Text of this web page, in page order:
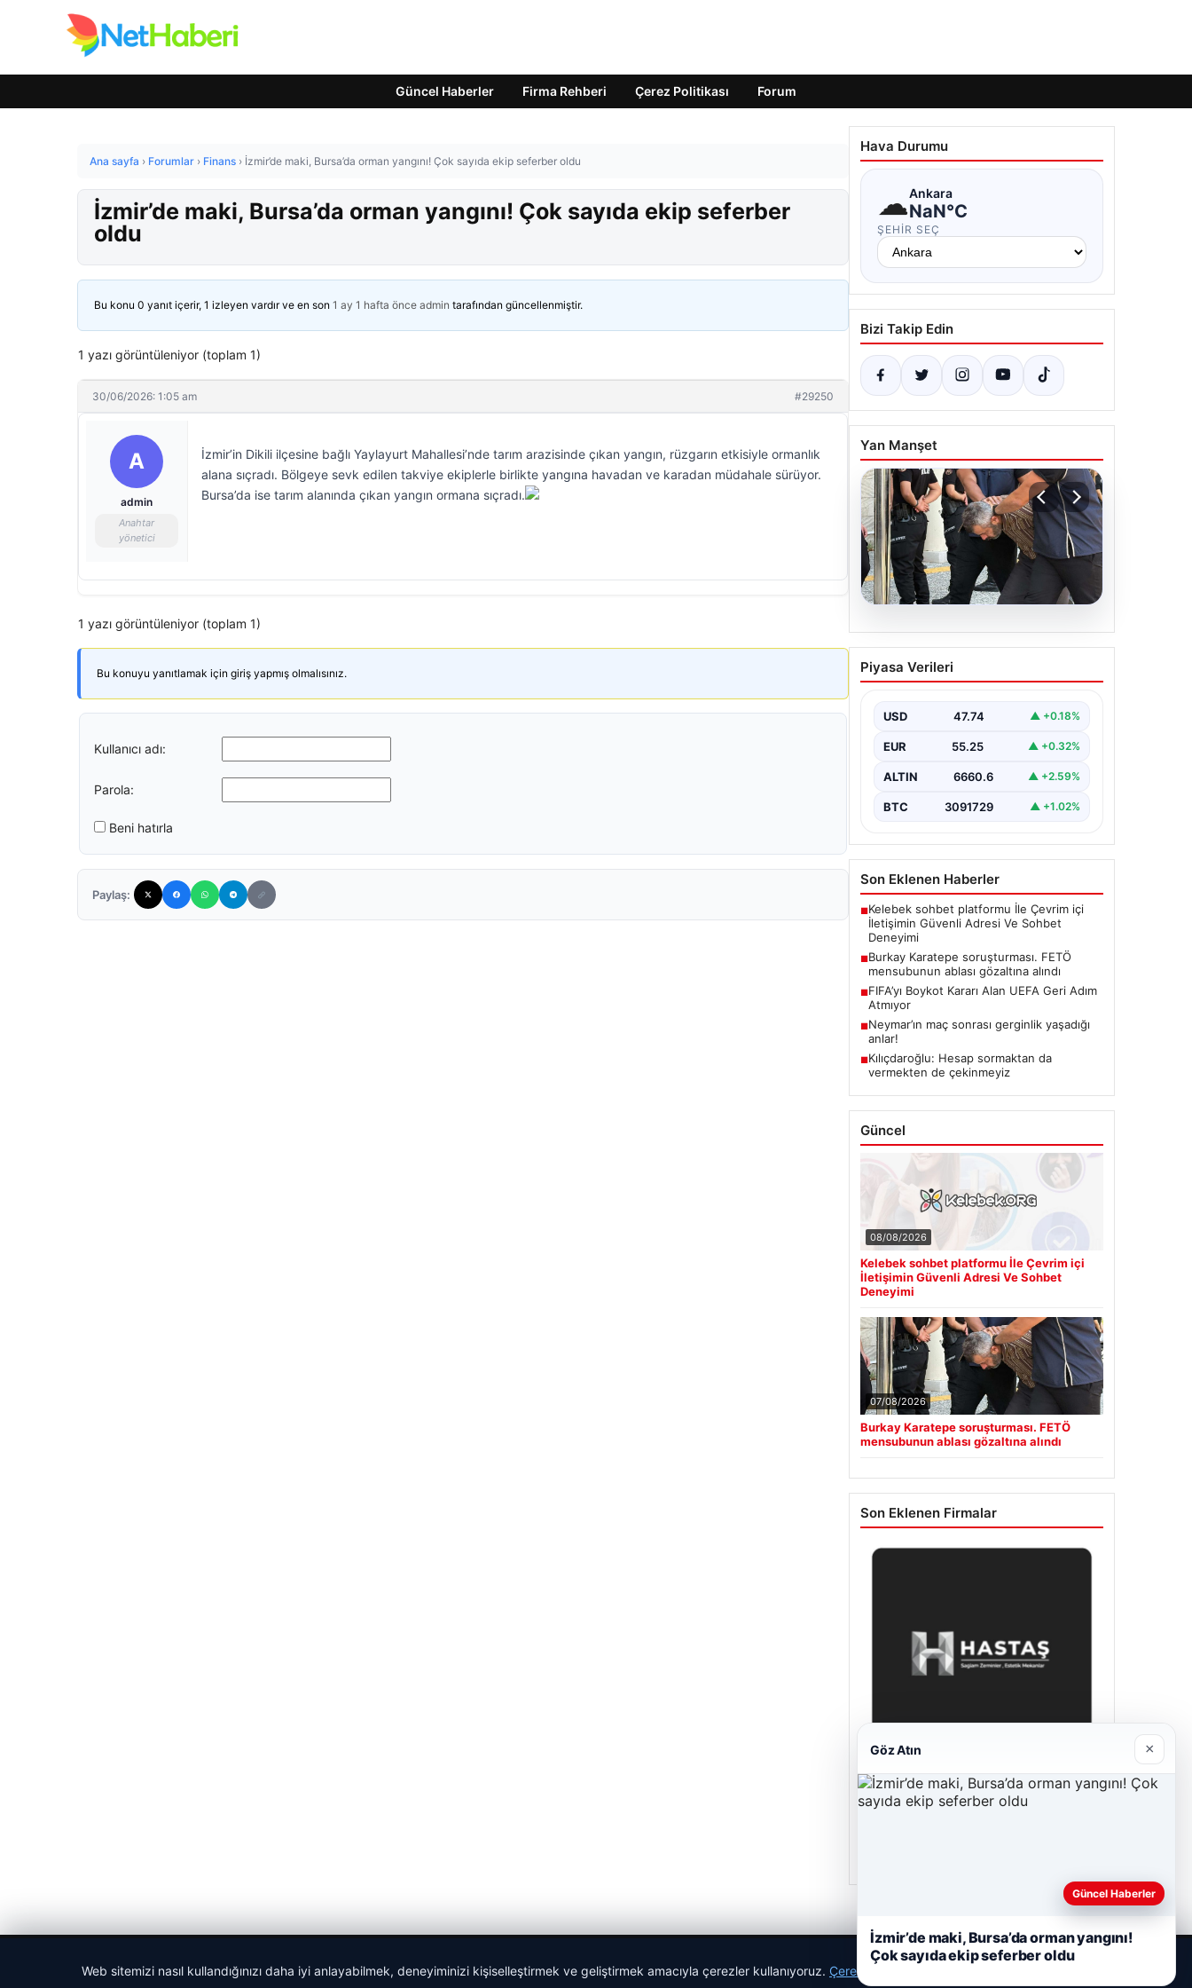
Güncel Haberler Firma Rehberi Çerez Politikası Forum
Ana sayfa › Forumlar › Finans › İzmir’de maki, Bursa’da orman yangını! Çok sayıda ekip seferber oldu
İzmir’de maki, Bursa’da orman yangını! Çok sayıda ekip seferber
oldu
Bu konu 0 yanıt içerir, 1 izleyen vardır ve en son 1 ay 1 hafta önce admin tarafından güncellenmiştir.
1 yazı görüntüleniyor (toplam 1)
30/06/2026: 1:05 am #29250
A
admin
Anahtar
yönetici
İzmir’in Dikili ilçesine bağlı Yaylayurt Mahallesi’nde tarım arazisinde çıkan yangın, rüzgarın etkisiyle ormanlık
alana sıçradı. Bölgeye sevk edilen takviye ekiplerle birlikte yangına havadan ve karadan müdahale sürüyor.
Bursa’da ise tarım alanında çıkan yangın ormana sıçradı.
1 yazı görüntüleniyor (toplam 1)
Bu konuyu yanıtlamak için giriş yapmış olmalısınız.
Kullanıcı adı:
Parola:
Beni hatırla
Paylaş:
Hava Durumu
☁Ankara
NaN°C
ŞEHIR SEÇ
Bizi Takip Edin
Yan Manşet
Burkay Karatepe
soruşturması. FETÖ
gözaltına alındı
Piyasa Verileri
USD 47.74 ▲ +0.18%
EUR 55.25 ▲ +0.32%
ALTIN 6660.6 ▲ +2.59%
BTC 3091729 ▲ +1.02%
Son Eklenen Haberler
■Kelebek sohbet platformu İle Çevrim içi
İletişimin Güvenli Adresi Ve Sohbet
Deneyimi
■Burkay Karatepe soruşturması. FETÖ
mensubunun ablası gözaltına alındı
■FIFA’yı Boykot Kararı Alan UEFA Geri Adım
Atmıyor
■Neymar’ın maç sonrası gerginlik yaşadığı
anlar!
■Kılıçdaroğlu: Hesap sormaktan da
vermekten de çekinmeyiz
Güncel
08/08/2026
Kelebek sohbet platformu İle Çevrim içi
İletişimin Güvenli Adresi Ve Sohbet
Deneyimi
07/08/2026
Burkay Karatepe soruşturması. FETÖ
mensubunun ablası gözaltına alındı
Son Eklenen Firmalar
Hastaş Beton
Web sitemizi nasıl kullandığınızı daha iyi anlayabilmek, deneyiminizi kişiselleştirmek ve geliştirmek amacıyla çerezler kullanıyoruz. Çerez Politikamız
Göz Atın ×
Güncel Haberler
İzmir’de maki, Bursa’da orman yangını!
Çok sayıda ekip seferber oldu